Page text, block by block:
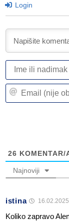
Login
26 KOMENTAR/
Najnoviji
istina
Koliko zapravo